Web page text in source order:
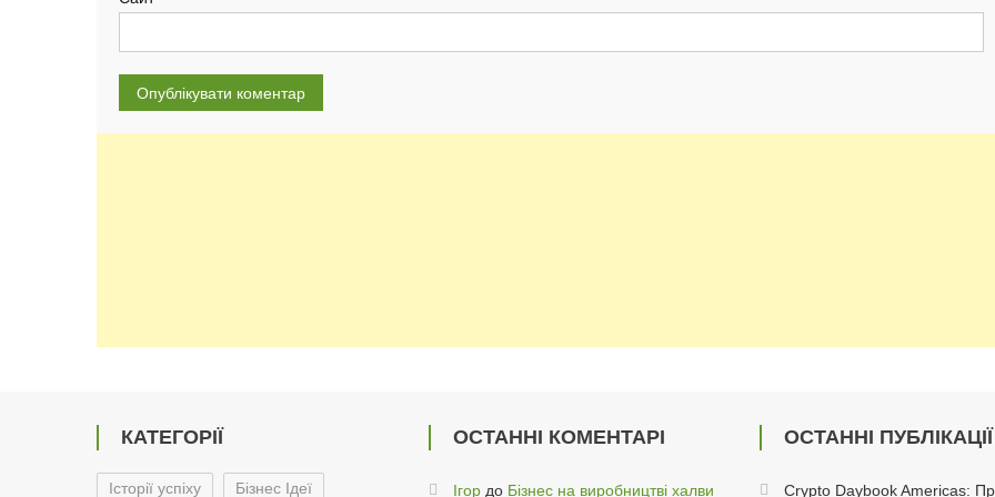
КАТЕГОРІЇ
Історії успіху Бізнес Ідеї
ОСТАННІ КОМЕНТАРІ
Ігордо Бізнес на виробництві халви
ОСТАННІ ПУБЛІКАЦІЇ
Crypto Daybook Americas: